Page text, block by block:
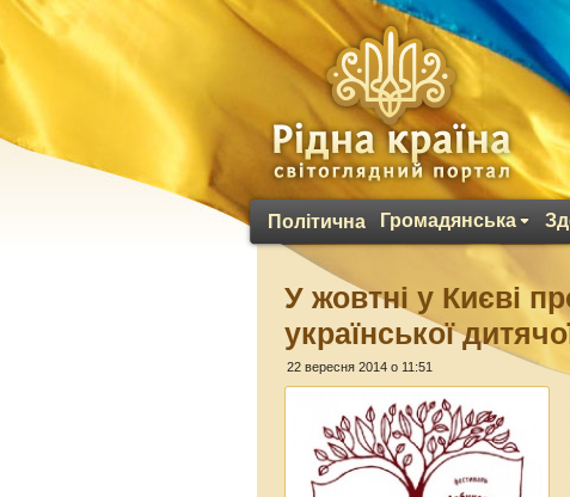
Політична Громадянська
У жовтні у Києві
української
22 вересня 2014 о 11:51